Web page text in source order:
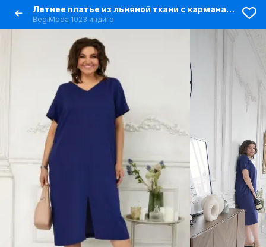
Летнее платье из льняной ткани с карманами и V-образным вырезом
BegiModa 1023 индиго